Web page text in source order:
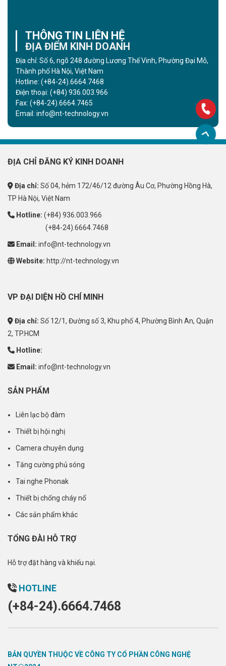
THÔNG TIN LIÊN HỆ
ĐỊA ĐIỂM KINH DOANH
Địa chỉ: Số 6, ngõ 248 đường Lương Thế Vinh, Phường Đại Mỗ,
Thành phố Hà Nội, Việt Nam
Hotline: (+84-24).6664.7468
Điện thoại: (+84) 936.003.966
Fax: (+84-24).6664.7465
Email: info@nt-technology.vn
ĐỊA CHỈ ĐĂNG KÝ KINH DOANH
Địa chỉ: Số 04, hẻm 172/46/12 đường Âu Cơ, Phường Hồng Hà,
TP Hà Nội, Việt Nam
Hotline: (+84) 936.003.966
(+84-24).6664.7468
Email: info@nt-technology.vn
Website: http://nt-technology.vn
VP ĐẠI DIỆN HỒ CHÍ MINH
Địa chỉ: Số 12/1, Đường số 3, Khu phố 4, Phường Bình An, Quận
2, TP.HCM
Hotline:
Email: info@nt-technology.vn
SẢN PHẨM
Liên lạc bộ đàm
Thiết bị hội nghị
Camera chuyên dụng
Tăng cường phủ sóng
Tai nghe Phonak
Thiết bị chống cháy nổ
Các sản phẩm khác
TỔNG ĐÀI HỖ TRỢ
Hỗ trợ đặt hàng và khiếu nại.
HOTLINE
(+84-24).6664.7468
BẢN QUYỀN THUỘC VỀ CÔNG TY CỔ PHẦN CÔNG NGHỆ